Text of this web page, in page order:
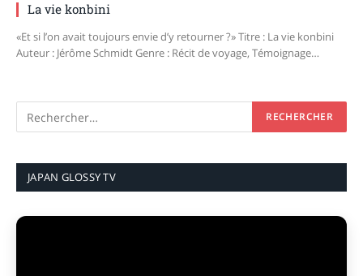
La vie konbini
«Et si l’on avait toujours envie d’y retourner ?» Titre : La vie konbini
Auteur : Jérôme Schmidt Genre : Récit de voyage, Témoignage…
JAPAN GLOSSY TV